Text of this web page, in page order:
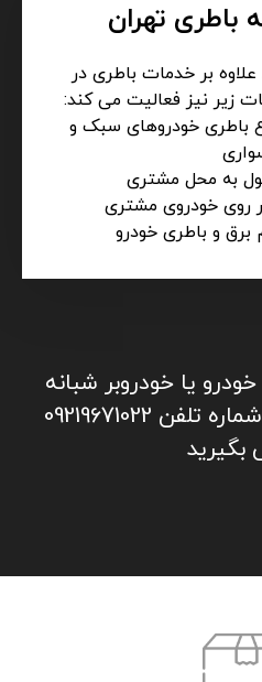
بر خدمات باطری در
زیر نیز فعالیت می کند:
باطری خودروهای سبک و
یا خودروبر شبانه
روزی تهران (تردد) با شماره تلفن 09219671022
بگیرید